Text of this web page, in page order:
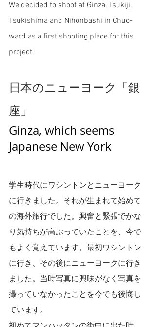
We decided to shoot at Ginza, Tsukiji,
Tsukishima and Nihonbashi in Chuo-
ward as a first shooting place for this
project.
日本のニューヨーク「銀
座」
Ginza, which seems
Japanese New York
学生時代にワシントンとニューヨーク
に行きました。それが生まれて始めて
の海外旅行でした。興奮と緊張でかな
り気持ちが高ぶっていたことを、今で
もよく覚えています。最初ワシントン
に行き、その後にニューヨークに行き
ました。当時写真に興味がなく写真を
撮っていなかったことを今でも後悔し
ています。